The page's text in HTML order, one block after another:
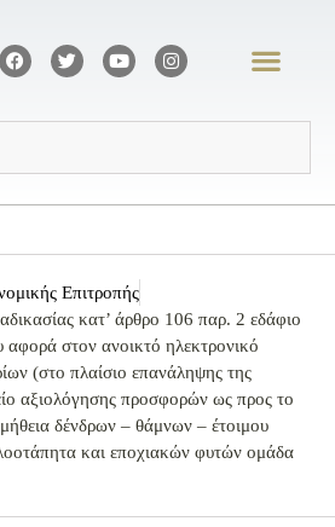
Επιτροπής
κατ’ άρθρο 106 παρ. 2 εδάφιο
στον ανοικτό ηλεκτρονικό
(στο πλαίσιο επανάληψης της
αξιολόγησης προσφορών ως προς το
δένδρων – θάμνων – έτοιμου
και εποχιακών φυτών ομάδα